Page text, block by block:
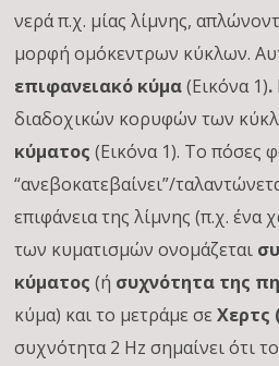
νερά π.χ. μίας λίμνης,
μορφή ομόκεντρων κύκλων.
επιφανειακό κύμα(Εικόνα 1).
διαδοχικών κορυφών των
κύματος (Εικόνα 1). Το πόσες
“ανεβοκατεβαίνει”/
επιφάνεια της λίμνης (π.χ. ένα
των κυματισμών ονομάζεται
κύματος (ή συχνότητα της
κύμα) και το μετράμε σεΧερτς
συχνότητα 2 Hz σημαίνει ότι